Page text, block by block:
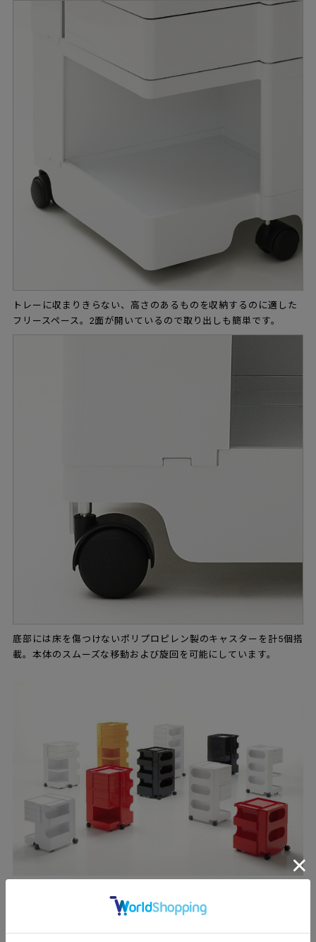
トレーに収まりきらない、高さのあるものを収納するのに適した
フリースペース。2面が開いているので取り出しも簡単です。
底部には床を傷つけないポリプロピレン製のキャスターを計5個搭
載。本体のスムーズな移動および旋回を可能にしています。